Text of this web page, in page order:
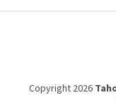
Copyright 2026